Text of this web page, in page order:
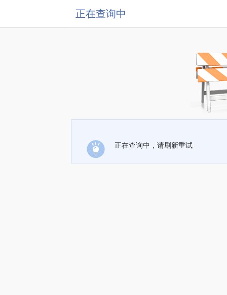
正在查询中
正在查询中，请刷新重试